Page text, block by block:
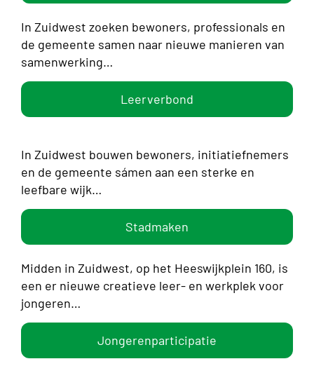
In Zuidwest zoeken bewoners, professionals en
de gemeente samen naar nieuwe manieren van
samenwerking…
Leerverbond
In Zuidwest bouwen bewoners, initiatiefnemers
en de gemeente sámen aan een sterke en
leefbare wijk…
Stadmaken
Midden in Zuidwest, op het Heeswijkplein 160, is
een er nieuwe creatieve leer- en werkplek voor
jongeren…
Jongerenparticipatie